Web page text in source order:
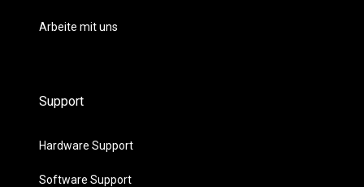
Arbeite mit uns
Support
Hardware Support
Software Support